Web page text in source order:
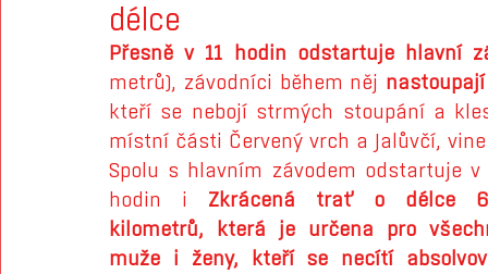
délce
Přesně v 11 hodin odstartuje hlavní
metrů), závodníci během něj
kteří se nebojí strmých stoupání a
místní části Červený vrch a Jalůvčí,
Spolu s hlavním závodem odstartuje v
hodin i Zkrácená trať o délce
kilometrů, která je určena pro
muže i ženy, kteří se necítí